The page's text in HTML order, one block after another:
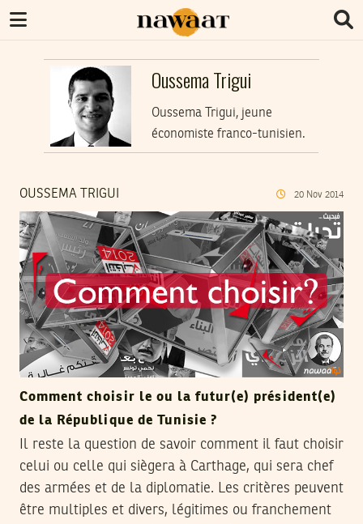
Oussema Trigui
Oussema Trigui, jeune
économiste franco-tunisien.
OUSSEMA TRIGUI 20 Nov 2014
Comment choisir le ou la futur(e) président(e)
de la République de Tunisie ?
Il reste la question de savoir comment il faut choisir
celui ou celle qui siègera à Carthage, qui sera chef
des armées et de la diplomatie. Les critères peuvent
être multiples et divers, légitimes ou franchement